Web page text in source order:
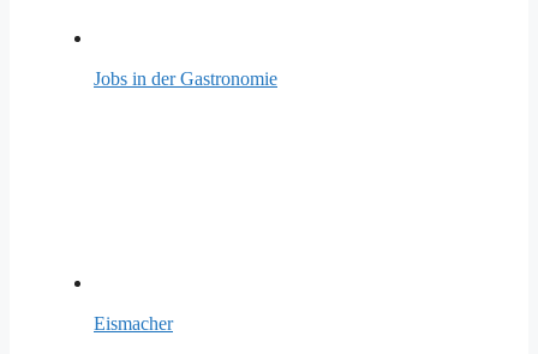
Jobs in der Gastronomie
Eismacher